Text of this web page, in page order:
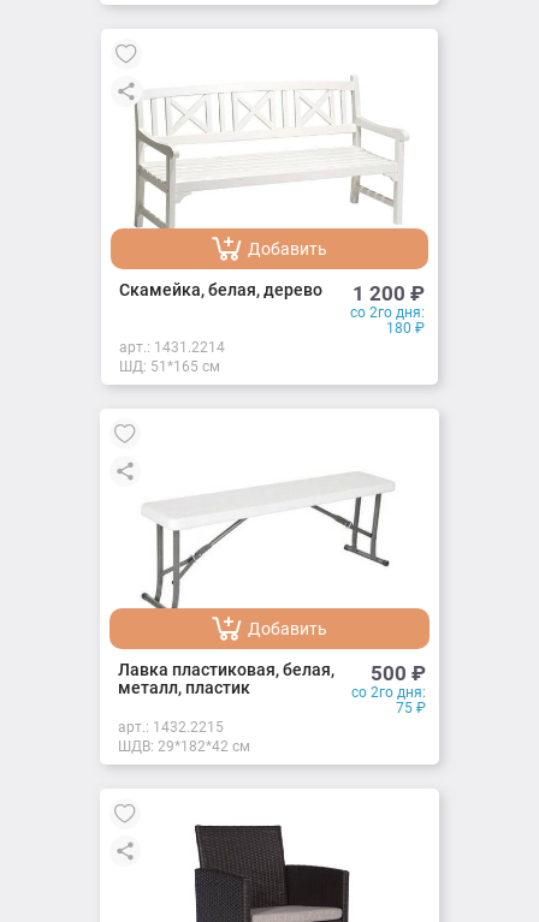
Добавлено
Добавить
Добавлено
Скамейка, белая, дерево 1 200 ₽
со 2го дня:
180 ₽
арт.: 1431.2214
ШД: 51*165 см
Добавить
Добавлено
Лавка пластиковая, белая,
металл, пластик
500 ₽
со 2го дня:
75 ₽
арт.: 1432.2215
ШДВ: 29*182*42 см